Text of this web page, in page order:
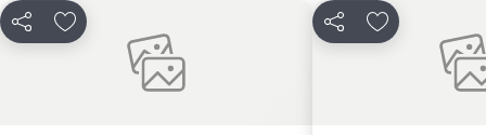
Sheung Wan Metro Station
Tsing Yi Metro Station
分享 放到收藏夾 分享 放到收藏夾